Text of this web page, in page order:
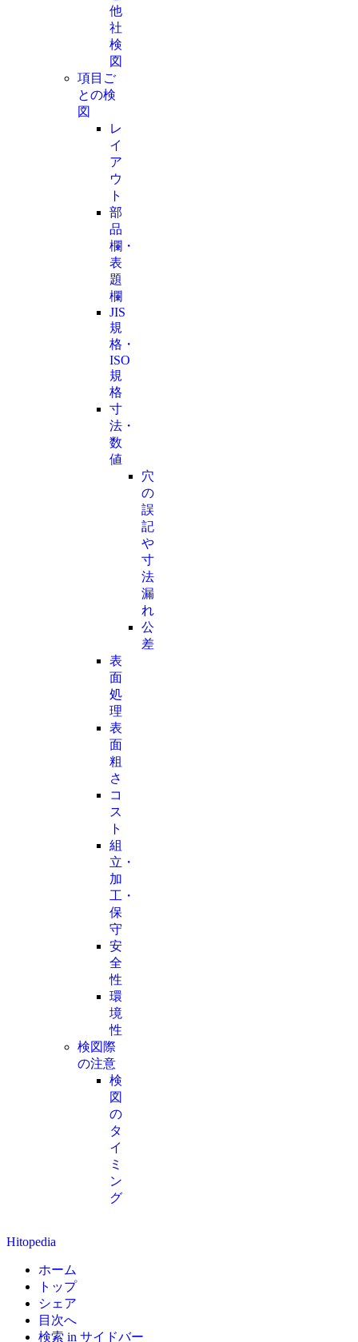
他
社
検
図
項目ご
との検
図
レ
イ
ア
ウ
ト
部
品
欄・
表
題
欄
JIS
規
格・
ISO
規
格
寸
法・
数
値
穴
の
誤
記
や
寸
法
漏
れ
公
差
表
面
処
理
表
面
粗
さ
コ
ス
ト
組
立・
加
工・
保
守
安
全
性
環
境
性
検図際
の注意
検
図
の
タ
イ
ミ
ン
グ
Hitopedia
ホーム
トップ
シェア
目次へ
検索 in サイドバー